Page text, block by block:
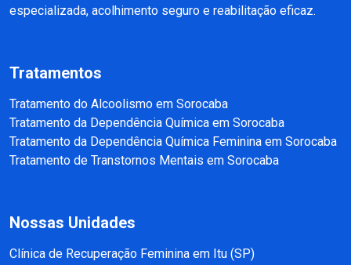
especializada, acolhimento seguro e reabilitação eficaz.
Tratamentos
Tratamento do Alcoolismo em Sorocaba
Tratamento da Dependência Química em Sorocaba
Tratamento da Dependência Química Feminina em Sorocaba
Tratamento de Transtornos Mentais em Sorocaba
Nossas Unidades
Clínica de Recuperação Feminina em Itu (SP)